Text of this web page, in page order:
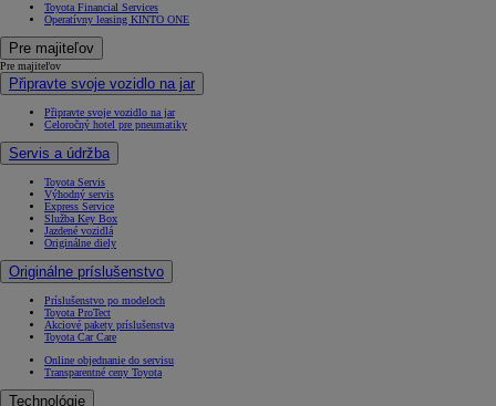
Toyota Financial Services
Operatívny leasing KINTO ONE
Pre majiteľov
Pre majiteľov
Připravte svoje vozidlo na jar
Připravte svoje vozidlo na jar
Celoročný hotel pre pneumatiky
Servis a údržba
Toyota Servis
Výhodný servis
Express Service
Služba Key Box
Jazdené vozidlá
Originálne diely
Originálne príslušenstvo
Príslušenstvo po modeloch
Toyota ProTect
Akciové pakety príslušenstva
Toyota Car Care
Online objednanie do servisu
Transparentné ceny Toyota
Technológie